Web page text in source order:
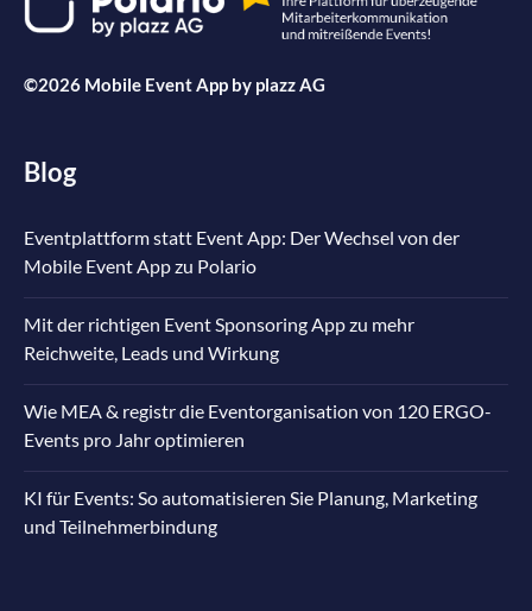
©2026 Mobile Event App by plazz AG
Blog
Eventplattform statt Event App: Der Wechsel von der
Mobile Event App zu Polario
Mit der richtigen Event Sponsoring App zu mehr
Reichweite, Leads und Wirkung
Wie MEA & registr die Eventorganisation von 120 ERGO-
Events pro Jahr optimieren
KI für Events: So automatisieren Sie Planung, Marketing
und Teilnehmerbindung